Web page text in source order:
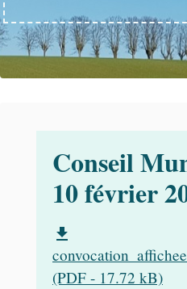
Conseil
10 février
file_download
(PDF - 17.72 kB)